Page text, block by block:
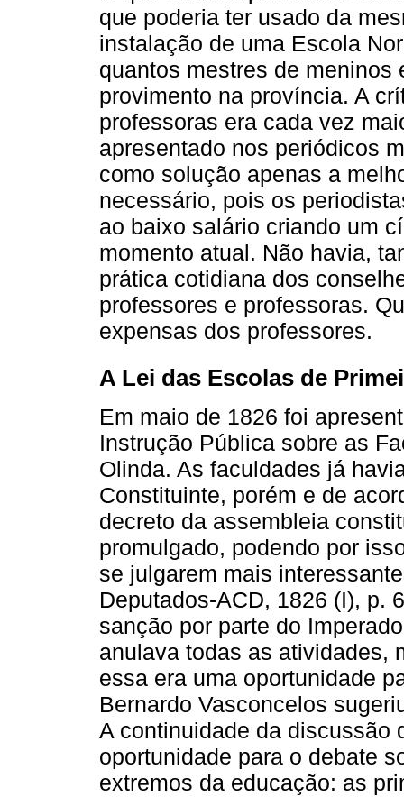
que poderia ter usado da
instalação de uma Escola
quantos mestres de
provimento na província. A
professoras era cada vez
apresentado nos periódicos
como solução apenas a
necessário, pois os
ao baixo salário criando um
momento atual. Não havia,
prática cotidiana dos
professores e professoras.
expensas dos professores.
A Lei das Escolas de
Em maio de 1826 foi
Instrução Pública sobre as
Olinda. As faculdades já
Constituinte, porém e de
decreto da assembleia
promulgado, podendo por
se julgarem mais
Deputados-ACD, 1826 (I), p.
sanção por parte do
anulava todas as atividades,
essa era uma oportunidade
Bernardo Vasconcelos
A continuidade da discussão
oportunidade para o debate
extremos da educação: as